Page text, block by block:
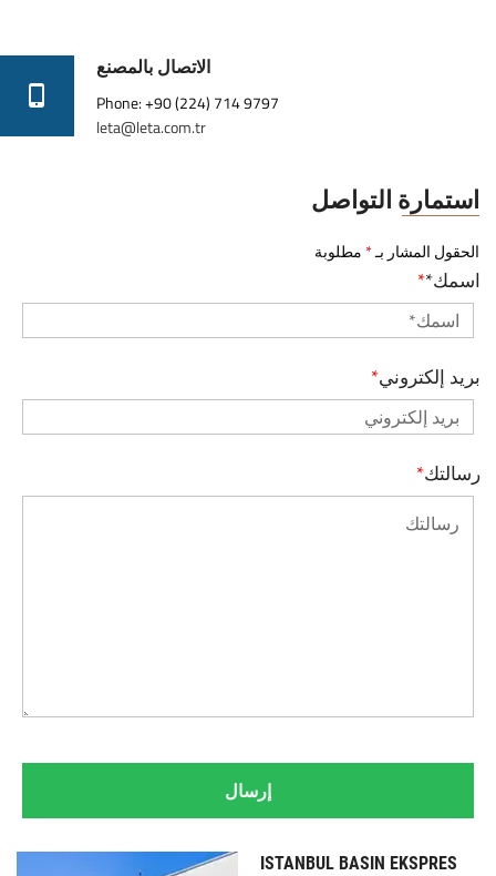
الاتصال بالمصنع
Phone: +90 (224) 714 9797
leta@leta.com.tr
استمارة التواصل
الحقول المشار بـ* مطلوبة
اسمك**
بريد إلكتروني*
رسالتك*
ISTANBUL BASIN EKSPRES